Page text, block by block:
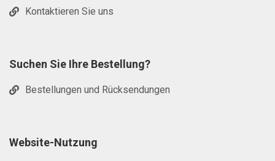
Kontaktieren Sie uns
Suchen Sie Ihre Bestellung?
Bestellungen und Rücksendungen
Website-Nutzung